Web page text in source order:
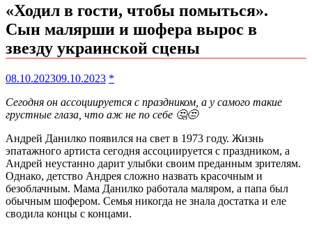
«Ходил в гости, чтобы помыться».
Сын малярши и шофера вырос в
звезду украинской сцены
08.10.202309.10.2023 *
Сегодня он ассоциируется с праздником, а у самого такие
грустные глаза, что аж не по себе 🤔😒
Андрей Данилко появился на свет в 1973 году. Жизнь
эпатажного артиста сегодня ассоциируется с праздником, а
Андрей неустанно дарит улыбки своим преданным зрителям.
Однако, детство Андрея сложно назвать красочным и
безоблачным. Мама Данилко работала маляром, а папа был
обычным шофером. Семья никогда не знала достатка и еле
сводила концы с концами.